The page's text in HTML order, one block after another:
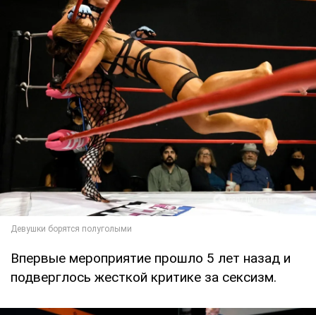
Впервые мероприятие прошло 5 лет назад и
подверглось жесткой критике за сексизм.